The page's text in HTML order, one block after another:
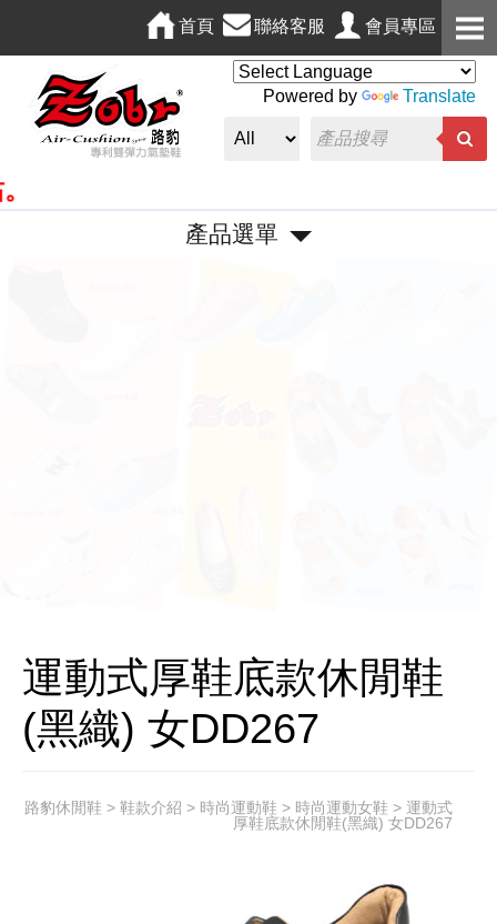
會員專區
聯絡客服
首頁
Powered by Translate
產品選單
運動式厚鞋底款休閒鞋
(黑織) 女DD267
路豹休閒鞋 > 鞋款介紹 > 時尚運動鞋 > 時尚運動女鞋 > 運動式
厚鞋底款休閒鞋(黑織) 女DD267